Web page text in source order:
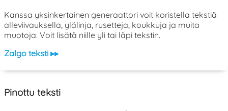
Kanssa yksinkertainen generaattori voit koristella tekstiä
alleviivauksella, ylälinja, rusetteja, koukkuja ja muita
muotoja. Voit lisätä niille yli tai läpi tekstin.
Zalgo teksti ▸▸
Pinottu teksti